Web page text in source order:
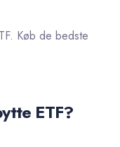
Køb de bedste
ETF?